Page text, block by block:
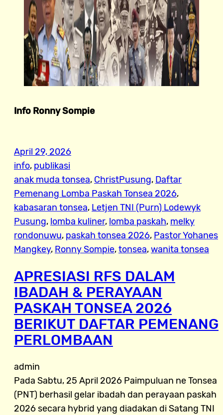
Info Ronny Sompie
April 29, 2026
info, publikasi
anak muda tonsea, ChristPusung, Daftar
Pemenang Lomba Paskah Tonsea 2026
kabasaran tonsea, Letjen TNI (Purn) Lodewyk
Pusung, lomba kuliner, lomba paskah, melky
rondonuwu, paskah tonsea 2026, Pastor Yohanes
Mangkey, Ronny Sompie, tonsea, wanita tonsea
APRESIASI RFS DALAM
IBADAH & PERAYAAN
PASKAH TONSEA 2026
BERIKUT DAFTAR PEMENANG
PERLOMBAAN
admin
Pada Sabtu, 25 April 2026 Paimpuluan ne Tonsea
(PNT) berhasil gelar ibadah dan perayaan paskah
2026 secara hybrid yang diadakan di Satang TNI